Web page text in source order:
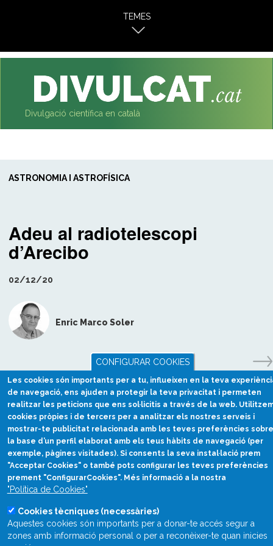
TEMES
Divulgació científica en català
ASTRONOMIA I ASTROFÍSICA
Adeu al radiotelescopi
d’Arecibo
02/12/20
Enric Marco Soler
divulcat@divulcat.cat
(+34) 934 120 030
CONFIGURAR COOKIES
Les cookies són importants per a tu, influeixen en la teva
de navegació, ens ajuden a protegir la teva privacitat i permeten
realitzar les peticions que ens sol·licitis a través de la web.
cookies pròpies i de tercers per a analitzar els nostres serveis i
mostrar-te publicitat relacionada amb les teves preferències sobre
la base d’un perfil elaborat amb els teus hàbits de navegació (per
exemple, pàgines visitades). Si consents la seva instal·lació prem
"Acceptar Cookies" o també pots configurar les teves preferències
prement "ConfigurarCookies". Més informació a la nostra
"Política de Cookies"
Cookies tècniques (necessàries)
Aquestes cookies són importants per a donar-te accés segur a
zones amb informació personal o per a reconèixer-te quan inicies